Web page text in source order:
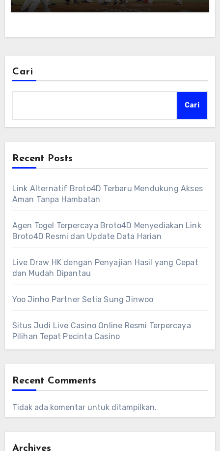
Cari
Cari
Recent Posts
Link Alternatif Broto4D Terbaru Mendukung Akses
Aman Tanpa Hambatan
Agen Togel Terpercaya Broto4D Menyediakan Link
Broto4D Resmi dan Update Data Harian
Live Draw HK dengan Penyajian Hasil yang Cepat
dan Mudah Dipantau
Yoo Jinho Partner Setia Sung Jinwoo
Situs Judi Live Casino Online Resmi Terpercaya
Pilihan Tepat Pecinta Casino
Recent Comments
Tidak ada komentar untuk ditampilkan.
Archives